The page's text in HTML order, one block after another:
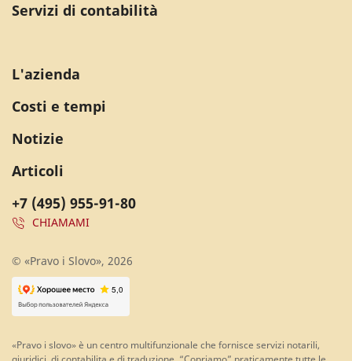
Servizi di contabilità
+7 (495) 955-91-80
CHIAMAMI
L'azienda
Costi e tempi
Notizie
Articoli
© «Pravo i Slovo», 2026
«Pravo i slovo» è un centro multifunzionale che fornisce servizi notarili,